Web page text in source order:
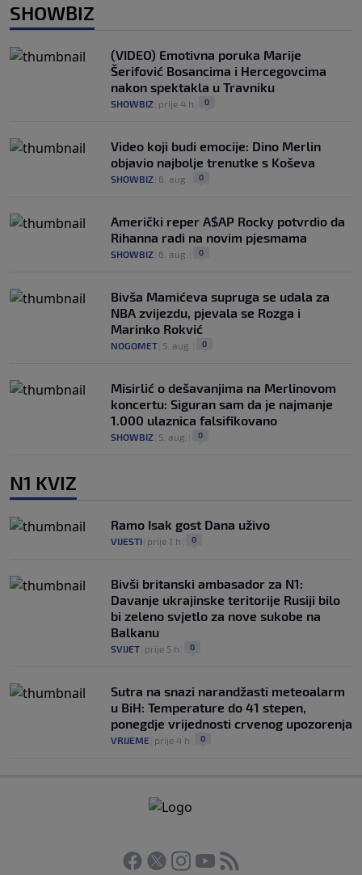
SHOWBIZ
(VIDEO) Emotivna poruka Marije
Šerifović Bosancima i Hercegovcima
nakon spektakla u Travniku
SHOWBIZ prije 4 h 0
Video koji budi emocije: Dino Merlin
objavio najbolje trenutke s Koševa
SHOWBIZ 6. aug. 0
Američki reper A$AP Rocky potvrdio da
Rihanna radi na novim pjesmama
SHOWBIZ 6. aug. 0
Bivša Mamićeva supruga se udala za
NBA zvijezdu, pjevala se Rozga i
Marinko Rokvić
NOGOMET 5. aug. 0
Misirlić o dešavanjima na Merlinovom
koncertu: Siguran sam da je najmanje
1.000 ulaznica falsifikovano
SHOWBIZ 5. aug. 0
N1 KVIZ
Ramo Isak gost Dana uživo
VIJESTI prije 1 h 0
Bivši britanski ambasador za N1:
Davanje ukrajinske teritorije Rusiji bilo
bi zeleno svjetlo za nove sukobe na
Balkanu
SVIJET prije 5 h 0
Sutra na snazi narandžasti meteoalarm
u BiH: Temperature do 41 stepen,
ponegdje vrijednosti crvenog upozorenja
VRIJEME prije 4 h 0